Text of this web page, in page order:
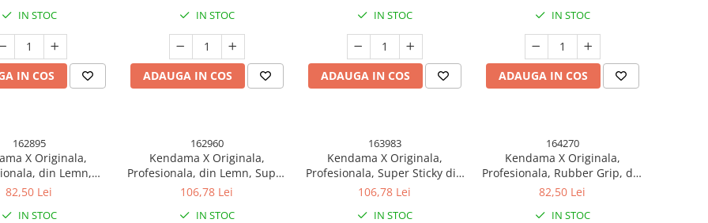
Albastru
IN STOC
IN COS
IN STOC
ADAUGA IN COS
IN STOC
ADAUGA IN COS
IN STOC
ADAUGA IN COS
162895
X Originala,
din Lemn,
Grip, 18 cm,
82,50 Lei
IN STOC
162960
Kendama X Originala,
Profesionala, din Lemn, Super
Sticky, 18 cm, Multicolor
106,78 Lei
IN STOC
163983
Kendama X Originala,
Profesionala, Super Sticky din
Lemn, 18 cm,
106,78 Lei
IN STOC
164270
Kendama X Originala,
Profesionala, Rubber Grip, din
Lemn, 18 cm, Gri/Alb/Mov
82,50 Lei
IN STOC